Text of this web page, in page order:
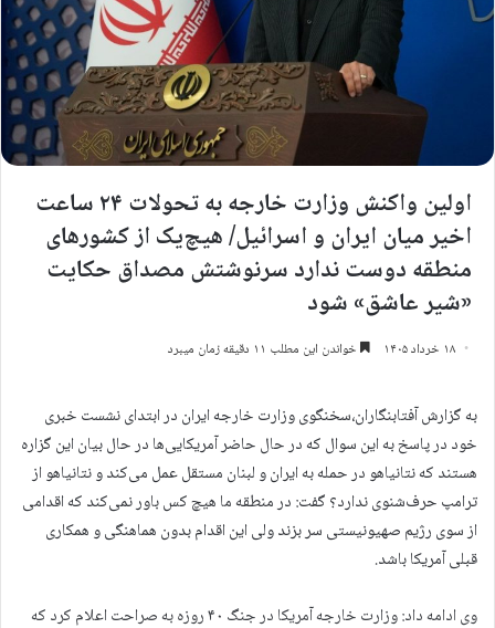
اولین واکنش وزارت خارجه به تحولات ۲۴ ساعت
اخیر میان ایران و اسرائیل/ هیچ‌یک از کشورهای
منطقه دوست ندارد سرنوشتش مصداق حکایت
«شیر عاشق» شود
۱۸ خرداد ۱۴۰۵ خواندن این مطلب ۱۱ دقیقه زمان میبرد
به گزارش آفتابنگاران،سخنگوی وزارت خارجه ایران در ابتدای نشست خبری
خود در پاسخ به این سوال که در حال حاضر آمریکایی‌ها در حال بیان این گزاره
هستند که نتانیاهو در حمله به ایران و لبنان مستقل عمل می‌کند و نتانیاهو از
ترامپ حرف‌شنوی ندارد؟ گفت: در منطقه ما هیچ کس باور نمی‌کند که اقدامی
از سوی رژیم صهیونیستی سر بزند ولی این اقدام بدون هماهنگی و همکاری
قبلی آمریکا باشد.
وی ادامه داد: وزارت خارجه آمریکا در جنگ ۴۰ روزه به صراحت اعلام کرد که